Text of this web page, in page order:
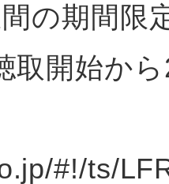
の期間限
取開始か
#!/ts/
シモキ